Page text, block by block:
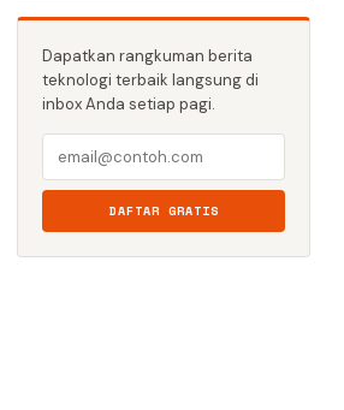
Dapatkan rangkuman berita
teknologi terbaik langsung di
inbox Anda setiap pagi.
DAFTAR GRATIS